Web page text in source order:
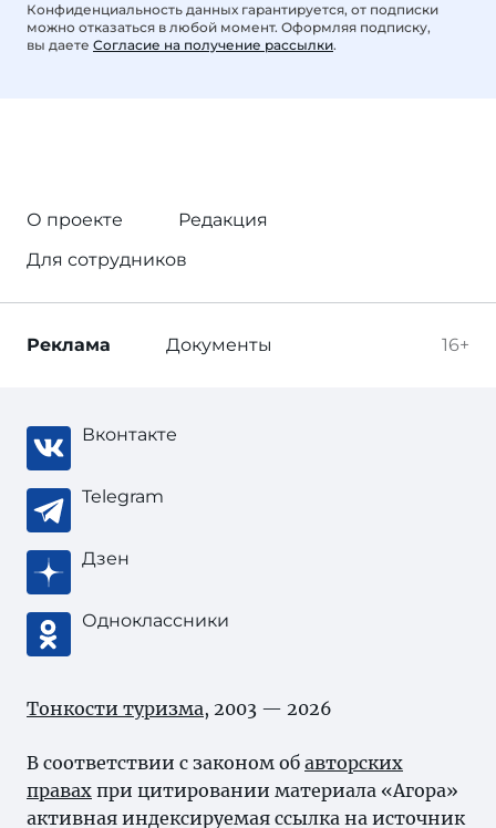
Конфиденциальность данных гарантируется, от подписки
можно отказаться в любой момент. Оформляя подписку,
вы даете Согласие на получение рассылки.
О проекте
Редакция
Для сотрудников
16+
Реклама Документы
Вконтакте
Telegram
Дзен
Одноклассники
Тонкости туризма, 2003 — 2026
В соответствии с законом об авторских
правах при цитировании материала «Агора»
активная индексируемая ссылка на источник